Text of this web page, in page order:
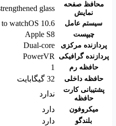
محافظ صفحه
نمایش
glass
سیستم عامل watchOS 10.6
چیپست Apple S8
پردازنده مرکزی Dual-core
پردازنده گرافیکی PowerVR
حافظه رم 1
حافظه داخلی 32 گیگابایت
پشتیبانی کارت
حافظه
ندارد
میکروفون دارد
بلندگو دارد